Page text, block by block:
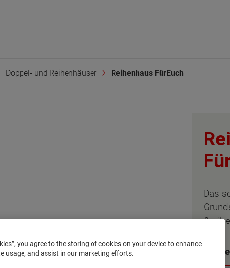
Doppel- und Reihenhäuser Reihenhaus FürEuch
Das
you agree to the storing of cookies on your device to enhance
usage, and assist in our marketing efforts.